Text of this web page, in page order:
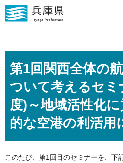
第1回関西全体の
ついて考えるセミ
度)～地域活性化
的な空港の利活用
このたび、第1回目のセミナーを、下